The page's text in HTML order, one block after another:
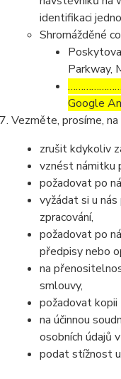
identifikaci
Shromážděné
Parkway,
Google
Vezměte, prosíme,
zrušit kdykoliv
vznést námitku
požadovat po
vyžádat si u
zpracování,
požadovat po
předpisy nebo
na
smlouvy,
požadovat kopii
na účinnou
osobních údajů
podat stížnost u